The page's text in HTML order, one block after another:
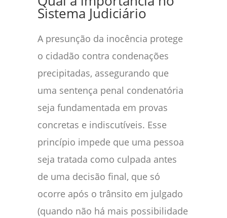
Sistema Judiciário
A presunção da inocência protege
o cidadão contra condenações
precipitadas, assegurando que
uma sentença penal condenatória
seja fundamentada em provas
concretas e indiscutíveis. Esse
princípio impede que uma pessoa
seja tratada como culpada antes
de uma decisão final, que só
ocorre após o trânsito em julgado
(quando não há mais possibilidade